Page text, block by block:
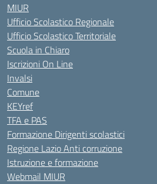
MIUR
Ufficio Scolastico Regionale
Ufficio Scolastico Territoriale
Scuola in Chiaro
Iscrizioni On Line
Invalsi
Comune
KEYref
TFA e PAS
Formazione Dirigenti scolastici
Regione Lazio Anti corruzione
Istruzione e formazione
Webmail MIUR